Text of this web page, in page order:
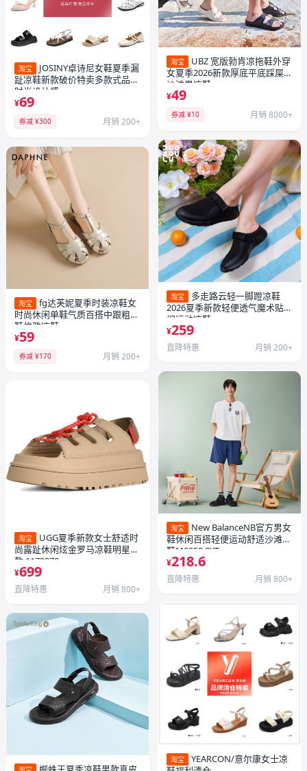
淘宝
JOSINY卓诗尼女鞋夏季漏
趾凉鞋新款破价特卖多款式品牌
时尚设计感
¥69
券减 ¥300 月销 200+
淘宝
fg达芙妮夏季时装凉鞋女
时尚休闲单鞋气质百搭中跟粗跟
鞋优雅凉鞋
¥59
券减 ¥170 月销 200+
淘宝
UGG夏季新款女士舒适时
尚露趾休闲炫金罗马凉鞋明星同
款 1179370
¥699
直降特惠 月销 800+
淘宝
UBZ 宽版勃肯凉拖鞋外穿
女夏季2026新款厚底平底踩屎感
沙滩男凉鞋
¥49
券减 ¥10 月销 8000+
淘宝
多走路云轻一脚蹬凉鞋
2026夏季新款轻便透气魔术贴休
闲运动凉鞋
¥259
直降特惠 月销 200+
淘宝
New BalanceNB官方男女
鞋休闲百搭轻便运动舒适沙滩凉
鞋M2950 8YT
¥218.6
直降特惠 月销 800+
淘宝
YEARCON/意尔康女士凉